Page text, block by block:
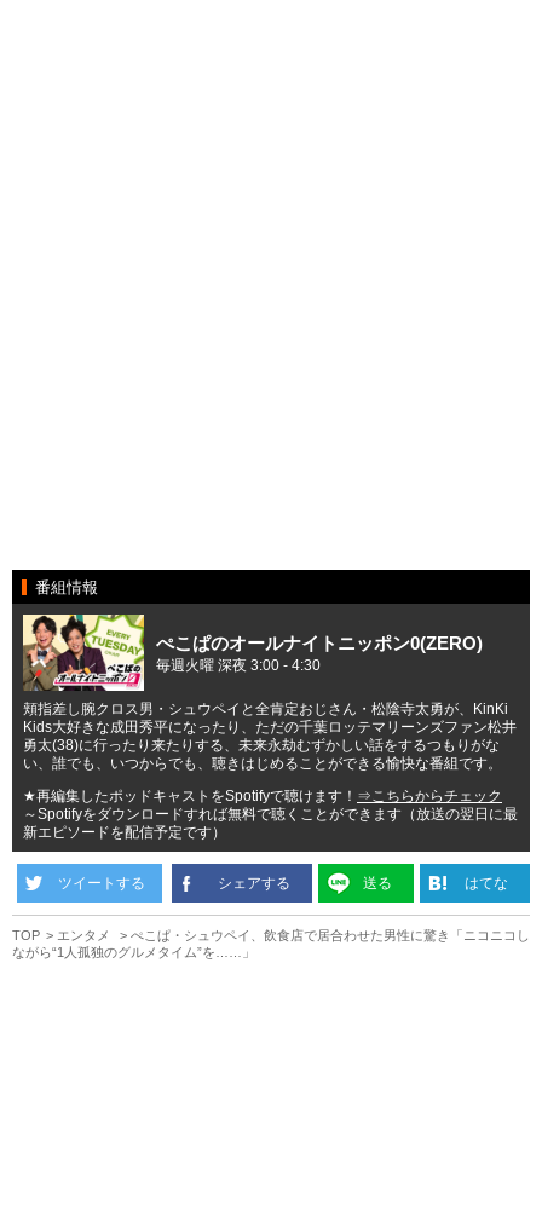
番組情報
ぺこぱのオールナイトニッポン0(ZERO)
毎週火曜 深夜 3:00 - 4:30
頬指差し腕クロス男・シュウペイと全肯定おじさん・松陰寺太勇が、KinKi
Kids大好きな成田秀平になったり、ただの千葉ロッテマリーンズファン松井
勇太(38)に行ったり来たりする、未来永劫むずかしい話をするつもりがな
い、誰でも、いつからでも、聴きはじめることができる愉快な番組です。
★再編集したポッドキャストをSpotifyで聴けます！ ⇒こちらからチェック
～Spotifyをダウンロードすれば無料で聴くことができます（放送の翌日に最
新エピソードを配信予定です）
ツイートする シェアする 送る はてな
TOP エンタメ
ぺこぱ・シュウペイ、飲食店で居合わせた男性に驚き「ニコニコし
ながら“1人孤独のグルメタイム”を……」